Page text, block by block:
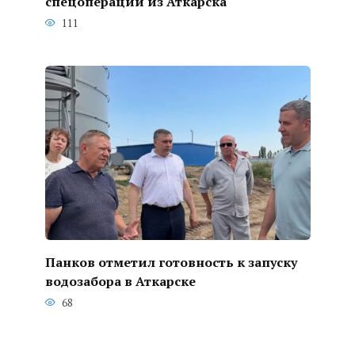
111
Панков отметил готовность к запуску
водозабора в Аткарске
68